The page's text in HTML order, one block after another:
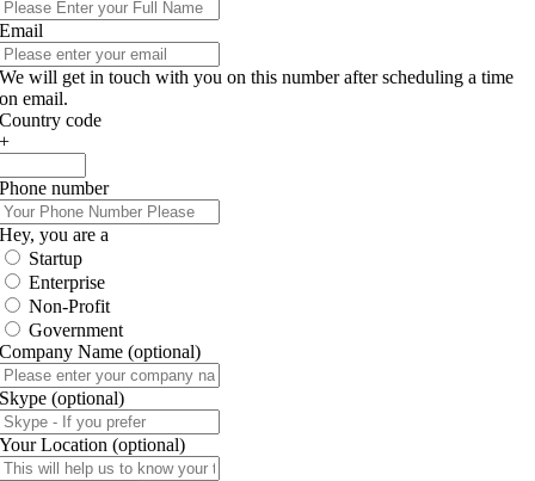
Email
We will get in touch with you on this number after scheduling a time
on email.
Country code
+
Phone number
Hey, you are a
Startup
Enterprise
Non-Profit
Government
Company Name (optional)
Skype (optional)
Your Location (optional)